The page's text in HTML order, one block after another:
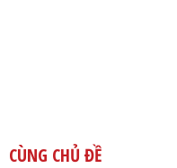
CÙNG CHỦ ĐỀ